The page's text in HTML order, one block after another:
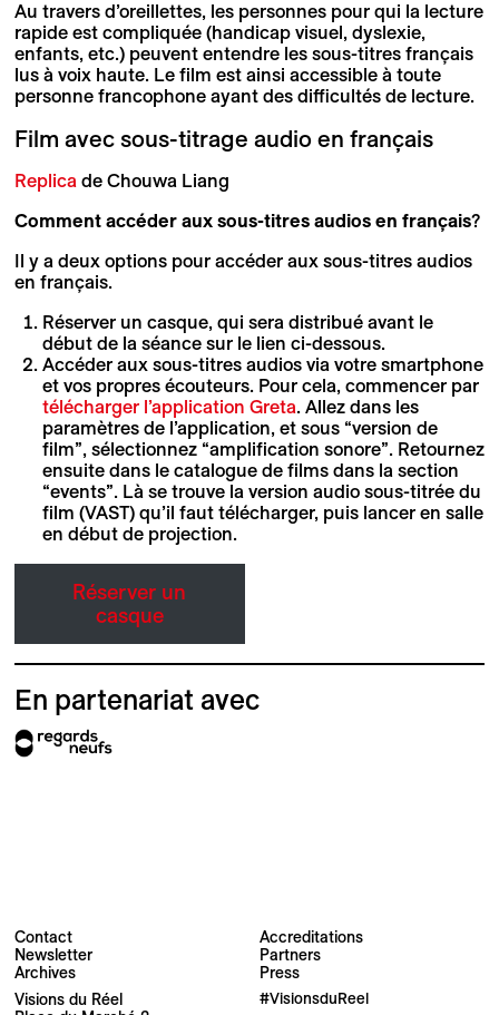
Au travers d’oreillettes, les personnes pour qui la lecture
rapide est compliquée (handicap visuel, dyslexie,
enfants, etc.) peuvent entendre les sous-titres français
lus à voix haute. Le film est ainsi accessible à toute
personne francophone ayant des difficultés de lecture.
Film avec sous-titrage audio en français
Replica de Chouwa Liang
Comment accéder aux sous-titres audios en français?
Il y a deux options pour accéder aux sous-titres audios
en français.
Réserver un casque, qui sera distribué avant le
début de la séance sur le lien ci-dessous.
Accéder aux sous-titres audios via votre smartphone
et vos propres écouteurs. Pour cela, commencer par
télécharger l’application Greta. Allez dans les
paramètres de l’application, et sous “version de
film”, sélectionnez “amplification sonore”. Retournez
ensuite dans le catalogue de films dans la section
“events”. Là se trouve la version audio sous-titrée du
film (VAST) qu’il faut télécharger, puis lancer en salle
en début de projection.
Réserver un
casque
En partenariat avec
Contact
Newsletter
Archives
Accreditations
Partners
Press
Visions du Réel
#VisionsduReel